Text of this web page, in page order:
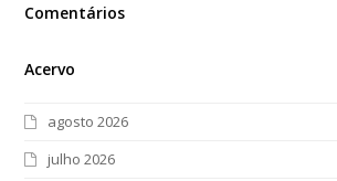
Comentários
Acervo
agosto 2026
julho 2026